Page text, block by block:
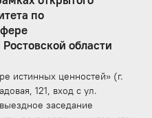
по
области
истинных ценностей» (г.
121, вход с ул.
заседание